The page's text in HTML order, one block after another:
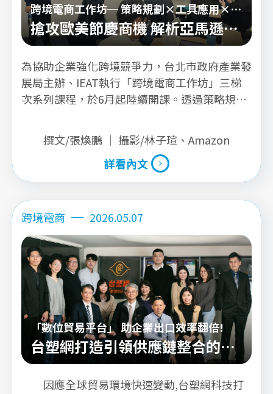
跨境電商工作坊─ 策略規劃×工具應用×實
務操作
搶攻歐美節慶商機 解析亞馬遜銷
售攻堅策略
為協助企業強化跨境競爭力，台北市政府產業發
展局主辦、IEAT執行「跨境電商工作坊」三梯
次系列課程，於6月起陸續開課。透過策略規
完整的跨境營運思維。
撰文/張煥鵬 ｜ 攝影/林子瑄、Amazon
詳看內文
跨境電商
2026.05.07
「數位貿易平台」 助企業出口效率翻倍!
台塑網打造引領供應鏈整合的貿
易新模式
因應全球貿易環境快速變動,台塑網科技打